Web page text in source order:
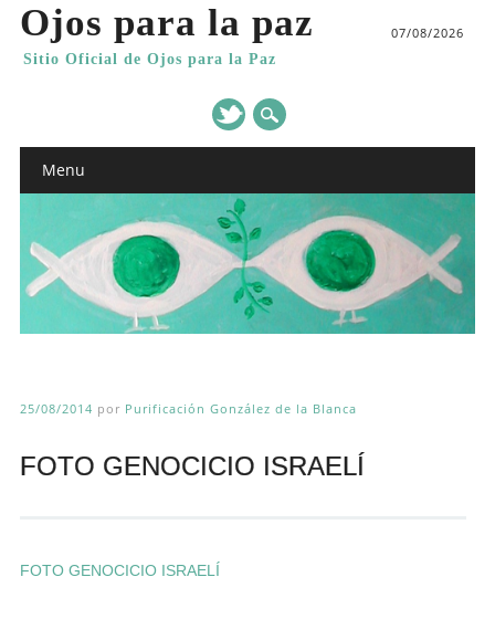
Ojos para la paz
Sitio Oficial de Ojos para la Paz
07/08/2026
Main menu
Menu
25/08/2014 por Purificación González de la Blanca
FOTO GENOCICIO ISRAELÍ
FOTO GENOCICIO ISRAELÍ